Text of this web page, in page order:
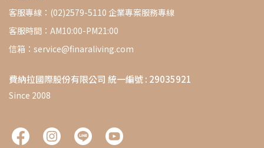
客服專線：(02)2579-5110 企業專案服務專線
客服時間：AM10:00-PM21:00
信箱：service@finaraliving.com
費納拉國際股份有限公司 統一編號 : 29035921
Since 2008